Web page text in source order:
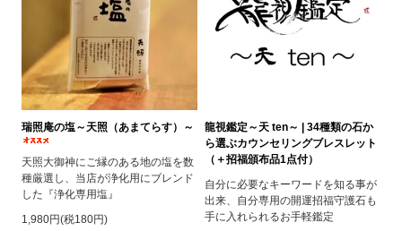
瑞照庵の塩～天照（あまてらす）～
天照大御神にご縁のある地の塩を数
種厳選し、当店が浄化用にブレンド
した『浄化専用塩』
1,980円(税180円)
龍視鑑定～天 ten～ | 34種類の石か
ら選ぶカウンセリングブレスレット
（＋招福頒布品1点付）
自分に必要なキーワードを知る事が
出来、自分専用の開運招福守護石も
手に入れられるお手軽鑑定